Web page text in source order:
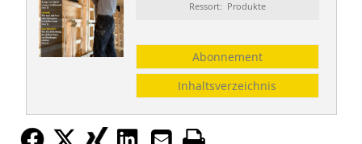
Ressort: Produkte
Abonnement
Inhaltsverzeichnis